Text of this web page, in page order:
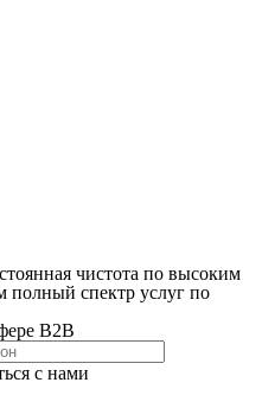
чистота по высоким
полный спектр услуг по
B2B
с нами